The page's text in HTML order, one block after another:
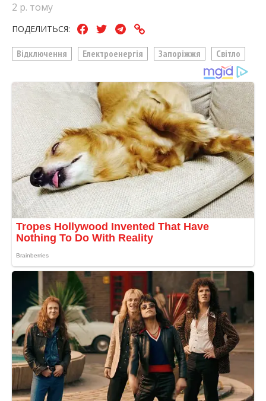
2 р. тому
ПОДЕЛИТЬСЯ:
Відключення Електроенергія Запоріжжя Світло